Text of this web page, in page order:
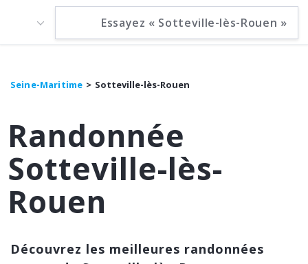
Seine-Maritime Sotteville-lès-Rouen
Randonnée
Sotteville-lès-
Rouen
Découvrez les meilleures randonnées